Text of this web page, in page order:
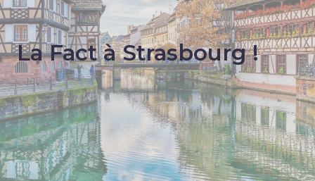
La Fact à Strasbourg !